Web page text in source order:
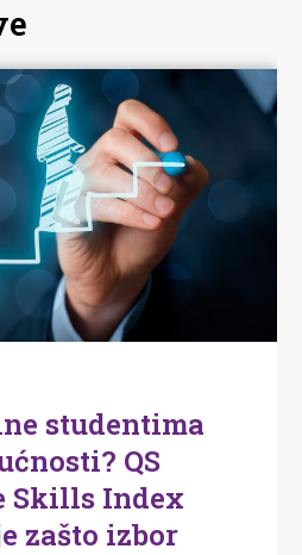
studentima
QS
Skills Index
zašto izbor